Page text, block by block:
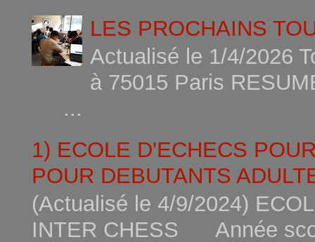
LES PROCHAINS
Actualisé le 1/4/2026
à 75015
...
1) ECOLE D'ECHECS
POUR DEBUTANTS
(Actualisé le 4/9/2024)
INTER CHESS Année